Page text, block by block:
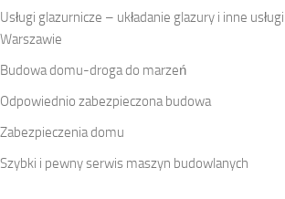
Usługi glazurnicze – układanie glazury i inne
Warszawie
Budowa domu-droga do marzeń
Odpowiednio zabezpieczona budowa
Zabezpieczenia domu
Szybki i pewny serwis maszyn budowlanych